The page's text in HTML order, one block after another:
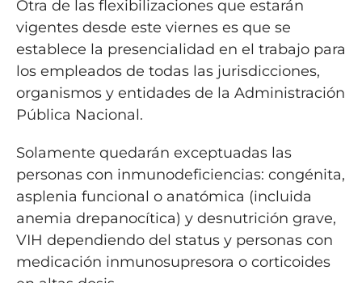
Otra de las flexibilizaciones que estarán
vigentes desde este viernes es que se
establece la presencialidad en el trabajo para
los empleados de todas las jurisdicciones,
organismos y entidades de la Administración
Pública Nacional.
Solamente quedarán exceptuadas las
personas con inmunodeficiencias: congénita,
asplenia funcional o anatómica (incluida
anemia drepanocítica) y desnutrición grave,
VIH dependiendo del status y personas con
medicación inmunosupresora o corticoides